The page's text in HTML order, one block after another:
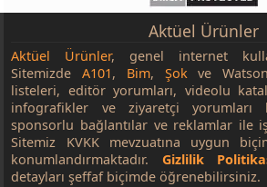
Aktüel Ürünler
Aktüel Ürünler, genel internet
SitemizdeA101, Bim, Şokve
listeleri, editör yorumları, videolu
infografikler ve ziyaretçi yorumları
sponsorlu bağlantılar ve reklamlar ile
Sitemiz KVKK mevzuatına uygun
konumlandırmaktadır. Gizlilik
detayları şeffaf biçimde öğrenebilirsiniz.